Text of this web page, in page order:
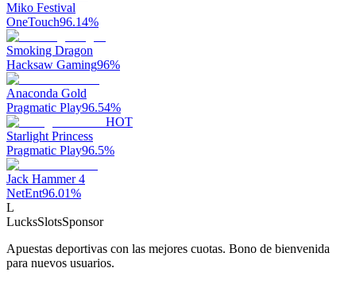
Miko Festival
OneTouch96.14%
Smoking Dragon
Hacksaw Gaming96%
Anaconda Gold
Pragmatic Play96.54%
HOT
Starlight Princess
Pragmatic Play96.5%
Jack Hammer 4
NetEnt96.01%
L
LucksSlotsSponsor
Apuestas deportivas con las mejores cuotas. Bono de bienvenida
para nuevos usuarios.